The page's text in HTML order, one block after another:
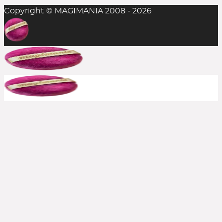
In der Regel ist das Einlösen mehrerer
Rabattcodes auf einen Einkauf nicht möglich,
aber man sollte es stets probieren. Die
Kombination aus Rabattcode und Gratis-
Zugabe(n) gelingt durchaus mal, insofern alle
anderen Bedingungen erfüllt sind.
Bereits reduzierte Produkte sind meist von
Copyright © MAGIMANIA 2008 - 2026